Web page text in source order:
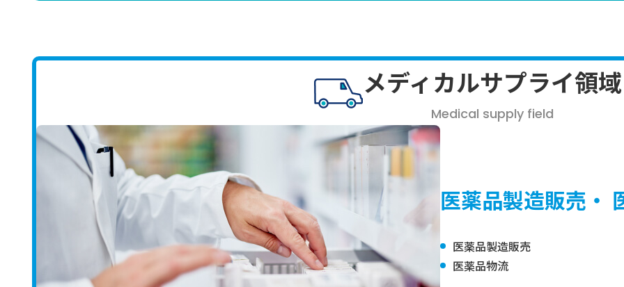
メディカルサプライ領域
Medical supply field
医薬品製造販売・
医薬品製造販売
医薬品物流